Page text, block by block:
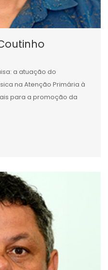
a atuação do
na Atenção Primária à
para a promoção da